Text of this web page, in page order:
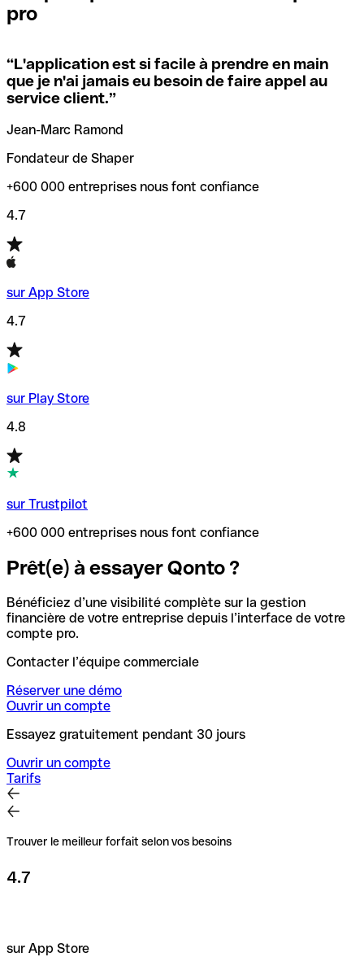
locales.
Si vous n'êtes pas sûr du code SWIFT que vous devriez
utiliser, nous avons développé un outil de recherche de
codes SWIFT par nom de banque.
vérification/recherche de codes SWIFT. Ainsi, vous pouvez
trouver et vérifier vos codes SWIFT avant de réaliser vos
transferts d’argent.
pro
“L'application est si facile à prendre en main
que je n'ai jamais eu besoin de faire appel au
service client.”
Jean-Marc Ramond
Fondateur de Shaper
+600 000 entreprises nous font confiance
4.7
sur App Store
4.7
sur Play Store
4.8
sur Trustpilot
+600 000 entreprises nous font confiance
Prêt(e) à essayer Qonto ?
Bénéficiez d’une visibilité complète sur la gestion
financière de votre entreprise depuis l’interface de votre
compte pro.
Contacter l’équipe commerciale
Réserver une démo
Ouvrir un compte
Essayez gratuitement pendant 30 jours
Ouvrir un compte
Tarifs
Trouver le meilleur forfait selon vos besoins
4.7
sur App Store